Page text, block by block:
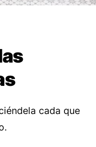
cada que